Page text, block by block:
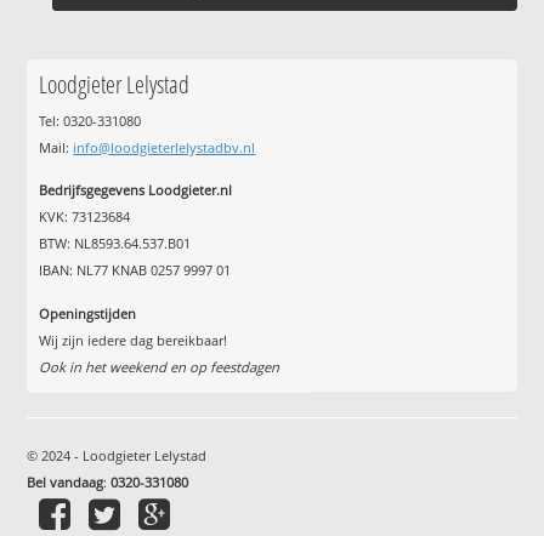
Loodgieter Lelystad
Tel: 0320-331080
Mail: info@loodgieterlelystadbv.nl
Bedrijfsgegevens Loodgieter.nl
KVK: 73123684
BTW: NL8593.64.537.B01
IBAN: NL77 KNAB 0257 9997 01
Openingstijden
Wij zijn iedere dag bereikbaar!
Ook in het weekend en op feestdagen
© 2024 - Loodgieter Lelystad
Bel vandaag:0320-331080